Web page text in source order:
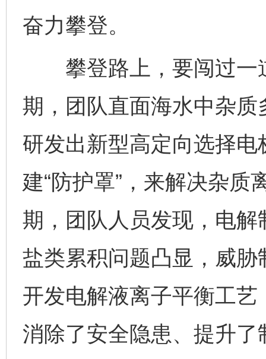
奋力攀登。
攀登路上，要闯过一
期，团队直面海水中杂
研发出新型高定向选择
建“防护罩”，来解决杂
期，团队人员发现，电
盐类累积问题凸显，威
开发电解液离子平衡工
消除了安全隐患、提升